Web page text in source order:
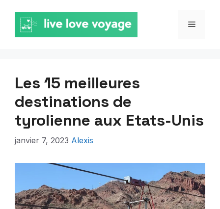
contenu
MENU
Les 15 meilleures
destinations de
tyrolienne aux Etats-Unis
janvier 7, 2023 Alexis